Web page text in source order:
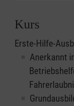
Kurs
Erste-Hilfe-
Anerkannt